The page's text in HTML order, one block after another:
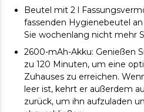
Beutel mit 2 l
fassenden Hygienebeutel
Sie wochenlang nicht mehr
2600-mAh-Akku: Genießen
zu 120 Minuten, um eine
Zuhauses zu erreichen.
leer ist, kehrt er außerdem
zurück, um ihn aufzuladen